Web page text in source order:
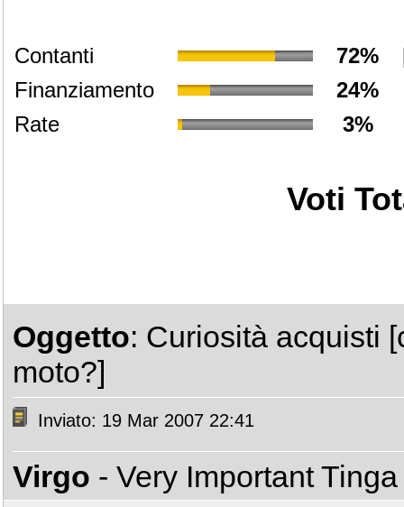
Contanti 72%
Finanziamento
24%
Rate
3%
Voti
Oggetto: Curiosità acquisti
moto?]
Inviato: 19 Mar 2007 22:41
Virgo - Very Important